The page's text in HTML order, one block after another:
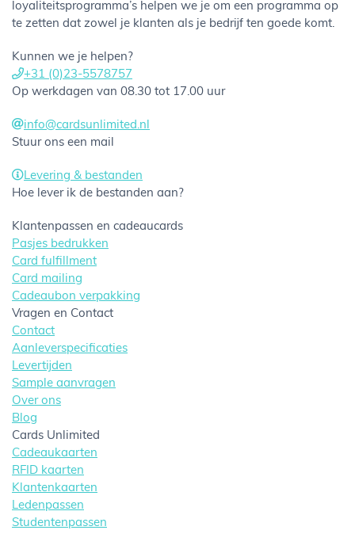
loyaliteitsprogramma’s helpen we je om een programma op
te zetten dat zowel je klanten als je bedrijf ten goede komt.
Kunnen we je helpen?
+31 (0)23-5578757
Op werkdagen van 08.30 tot 17.00 uur
info@cardsunlimited.nl
Stuur ons een mail
Levering & bestanden
Hoe lever ik de bestanden aan?
Klantenpassen en cadeaucards
Pasjes bedrukken
Card fulfillment
Card mailing
Cadeaubon verpakking
Vragen en Contact
Contact
Aanleverspecificaties
Levertijden
Sample aanvragen
Over ons
Blog
Cards Unlimited
Cadeaukaarten
RFID kaarten
Klantenkaarten
Ledenpassen
Studentenpassen